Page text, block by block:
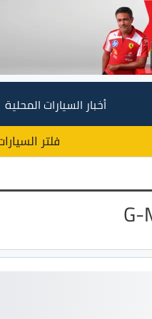
أخبار السيارات المحلية
فلتر